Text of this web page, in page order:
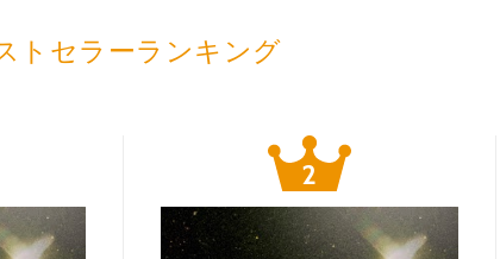
トセラーランキング